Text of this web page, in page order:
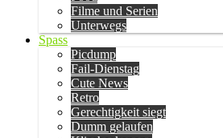
Filme und Serien
Unterwegs
Spass
Picdump
Fail-Dienstag
Cute News
Retro
Gerechtigkeit siegt
Dumm gelaufen